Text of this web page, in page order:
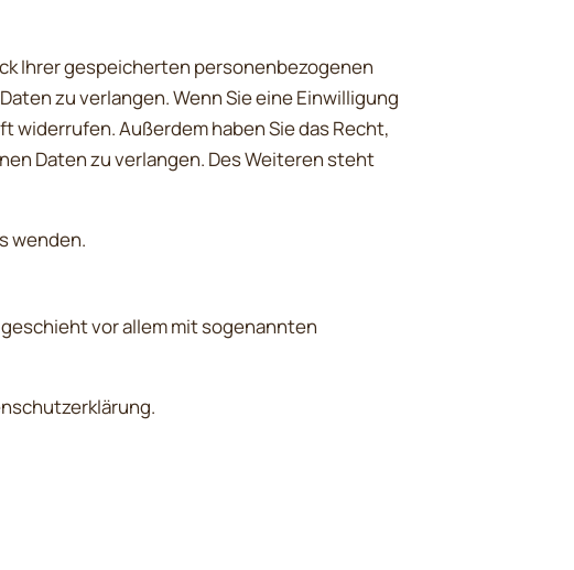
Ihrer gespeicherten personenbezogenen
zu verlangen. Wenn Sie eine Einwilligung
Außerdem haben Sie das Recht,
Daten zu verlangen. Des Weiteren steht
wenden.
vor allem mit sogenannten